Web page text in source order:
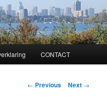
CONTACT
Post
← Previous Next →